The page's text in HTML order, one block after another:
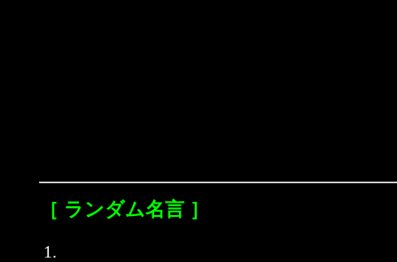
［ ランダム名言 ］
1.